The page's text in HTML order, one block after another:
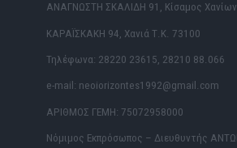
ΑΝΑΓΝΩΣΤΗ ΣΚΑΛΙΔΗ 91, Κίσαμος
ΚΑΡΑΪΣΚΑΚΗ 94, Χανιά Τ.Κ. 73100
Τηλέφωνα: 28220 23615, 28210 88.066
e-mail: neoiorizontes1992@gmail.com
ΑΡΙΘΜΟΣ ΓΕΜΗ: 75072958000
Νόμιμος Εκπρόσωπος – Διευθυντής